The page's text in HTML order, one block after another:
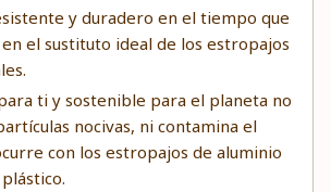
y duradero en el tiempo que
el sustituto ideal de los estropajos
ti y sostenible para el planeta no
nocivas, ni contamina el
con los estropajos de aluminio